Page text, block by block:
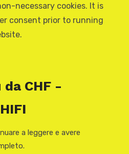
necessary cookies. It is
consent prior to running
CHF -
a leggere e avere